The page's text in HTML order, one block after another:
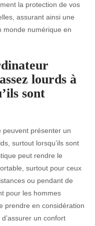
la protection de vos
assurant ainsi une
monde numérique en
lourds à
sont
peuvent présenter un
surtout lorsqu’ils sont
peut rendre le
surtout pour ceux
ou pendant de
pour les hommes
prendre en considération
un confort